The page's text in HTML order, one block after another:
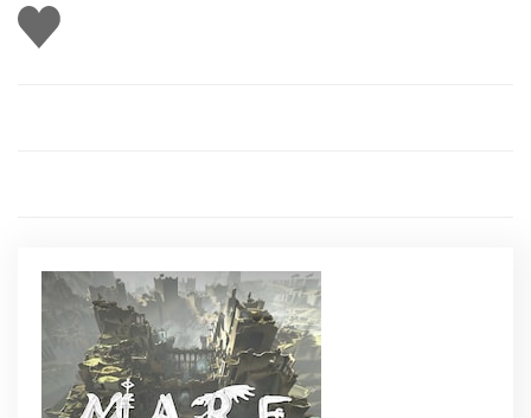
Gefällt
mir